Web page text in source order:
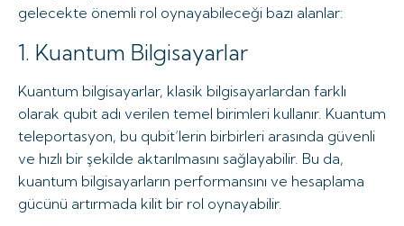
gelecekte önemli rol oynayabileceği bazı alanlar:
1. Kuantum Bilgisayarlar
Kuantum bilgisayarlar, klasik bilgisayarlardan farklı
olarak qubit adı verilen temel birimleri kullanır. Kuantum
teleportasyon, bu qubit’lerin birbirleri arasında güvenli
ve hızlı bir şekilde aktarılmasını sağlayabilir. Bu da,
kuantum bilgisayarların performansını ve hesaplama
gücünü artırmada kilit bir rol oynayabilir.